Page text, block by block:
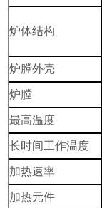
炉体结构
炉膛外壳
炉膛
最高温度
长时间工作温度
加热速率
加热元件